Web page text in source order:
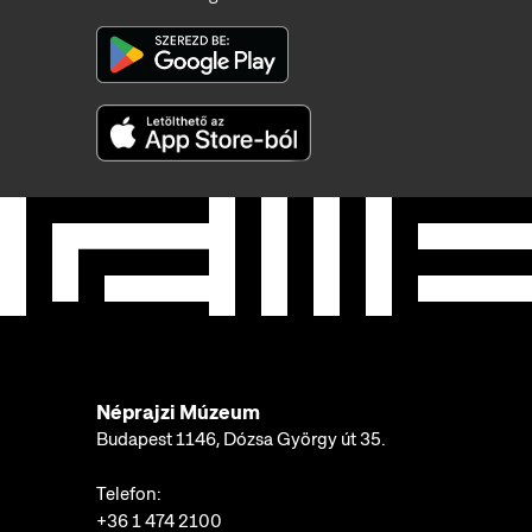
Néprajzi Múzeum
Budapest 1146, Dózsa György út 35.
Telefon:
+36 1 474 2100